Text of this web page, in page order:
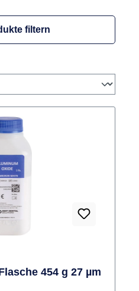
filtern
454 g 27 µm